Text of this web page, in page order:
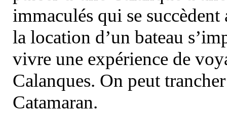
immaculés qui se
la location d’un bateau
vivre une expérience de
Calanques. On peut
Catamaran.